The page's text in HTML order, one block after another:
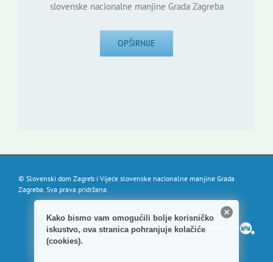
slovenske nacionalne manjine Grada Zagreba
OPŠIRNIJE
© Slovenski dom Zagreb i Vijeće slovenske nacionalne manjine Grada
Zagreba. Sva prava pridržana.
Powered by
Kako bismo vam omogućili bolje korisničko
iskustvo, ova stranica pohranjuje kolačiće
(cookies).